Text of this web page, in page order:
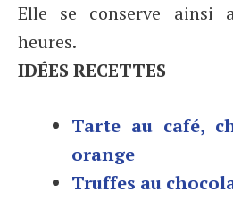
Elle se conserve ainsi
heures.
IDÉES RECETTES
Tarte au café,
orange
Truffes au